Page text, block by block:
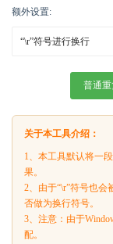
额外设置:
普通重
关于本工具介绍：
1、本工具默认将一
果。
2、由于“\r”符号也会
否做为换行符号。
3、注意：由于
配。